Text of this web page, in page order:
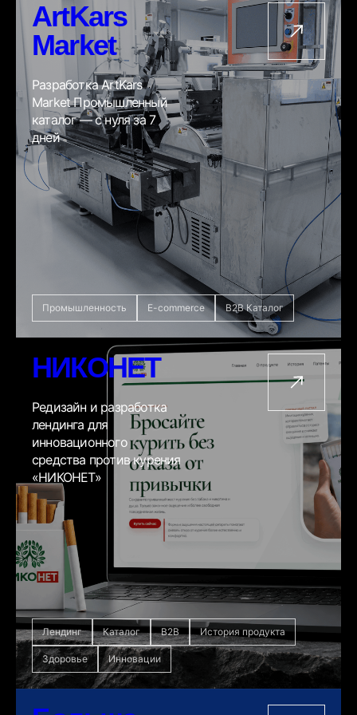
ArtKars
Market
Разработка ArtKars
Market Промышленный
каталог — с нуля за 7
дней
Промышленность E-commerce B2B Каталог
НИКОНЕТ
Редизайн и разработка
лендинга для
инновационного
средства против курения
«НИКОНЕТ»
Лендинг Каталог B2B История продукта
Здоровье Инновации